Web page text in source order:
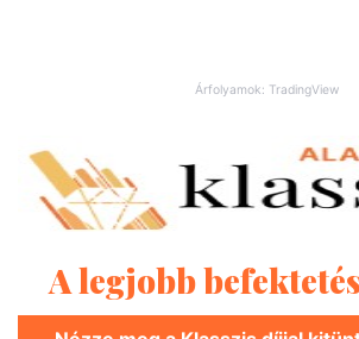
Árfolyamok: TradingView
A legjobb